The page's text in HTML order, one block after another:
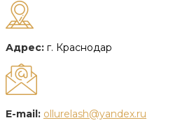
Адрес: г. Краснодар
E-mail: ollurelash@yandex.ru